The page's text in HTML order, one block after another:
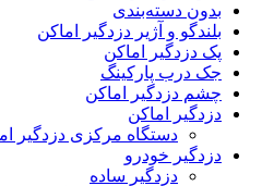
بدون دسته‌بندی
بلندگو و آژیر دزدگیر اماکن
پک دزدگیر اماکن
جک درب پارکینگ
چشم دزدگیر اماکن
دزدگیر اماکن
دستگاه مرکزی دزدگیر
دزدگیر خودرو
دزدگیر ساده